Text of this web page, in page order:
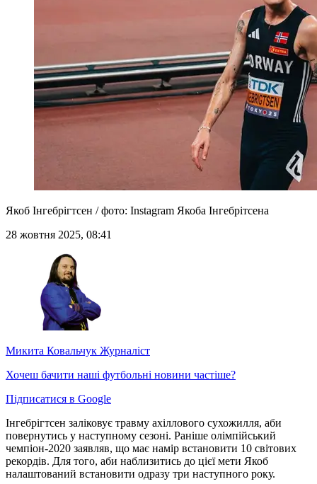
Якоб Інгебрігтсен / фото: Instagram Якоба Інгебрітсена
28 жовтня 2025, 08:41
Микита Ковальчук Журналіст
Хочеш бачити наші футбольні новини частіше?
Підписатися в Google
Інгебрігтсен заліковує травму ахіллового сухожилля, аби
повернутись у наступному сезоні. Раніше олімпійський
чемпіон-2020 заявляв, що має намір встановити 10 світових
рекордів. Для того, аби наблизитись до цієї мети Якоб
налаштований встановити одразу три наступного року.